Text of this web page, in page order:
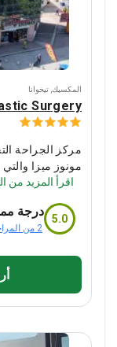
المكسيك, تيخوانا
Surgery
مونوز ميزا
وترميمية. يختار
الدهون وتجميل
على مدار
الإقامة ونقل
اقرأ المزيد من
5.0 درجة
2 من المراجعات التي تم التحقق منها من قبل المريض